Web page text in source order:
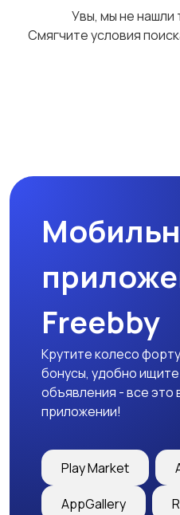
Столы и стулья
Шкафы и комоды
Увы, мы не нашли
Смягчите условия
Freebby
Крутите колесо
бонусы, удобно
объявления - все
приложении!
Play Market
AppGallery